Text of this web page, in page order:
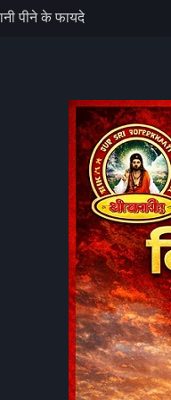
पांच लोगों की